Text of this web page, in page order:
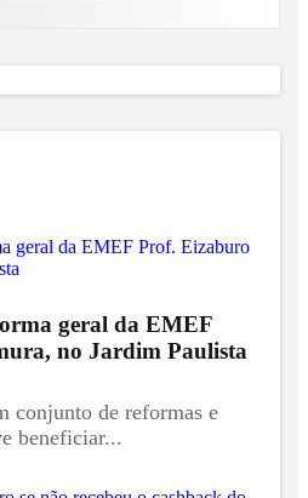
geral da EMEF
no Jardim Paulista
conjunto de reformas e
beneficiar...